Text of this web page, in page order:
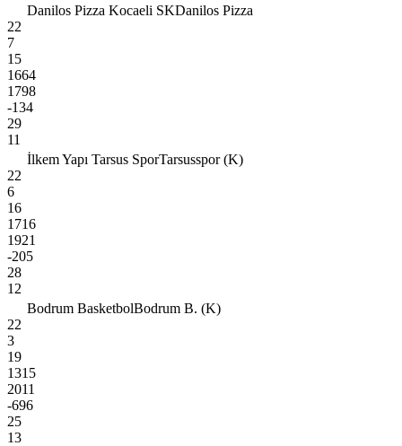
Danilos Pizza Kocaeli SKDanilos Pizza
22
7
15
1664
1798
-134
29
11
İlkem Yapı Tarsus SporTarsusspor (K)
22
6
16
1716
1921
-205
28
12
Bodrum BasketbolBodrum B. (K)
22
3
19
1315
2011
-696
25
13